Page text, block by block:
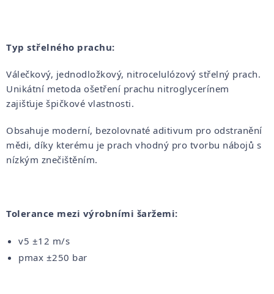
Typ střelného prachu:
Válečkový, jednodložkový, nitrocelulózový střelný prach.
Unikátní metoda ošetření prachu nitroglycerínem
zajišťuje špičkové vlastnosti.
Obsahuje moderní, bezolovnaté aditivum pro odstranění
mědi, díky kterému je prach vhodný pro tvorbu nábojů s
nízkým znečištěním.
Tolerance mezi výrobními šaržemi:
v5 ±12 m/s
pmax ±250 bar